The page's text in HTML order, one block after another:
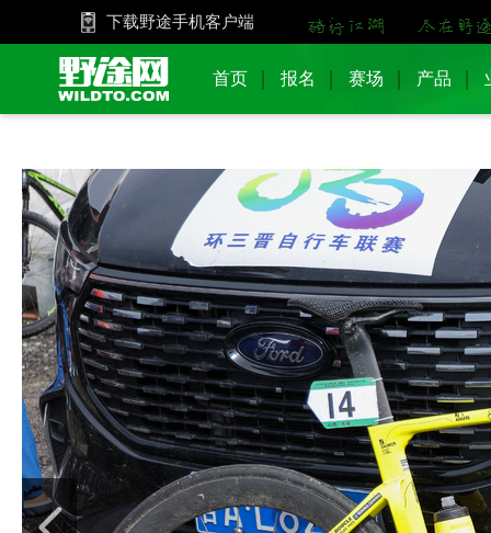
下载野途手机客户端
首页 报名 赛场 产品